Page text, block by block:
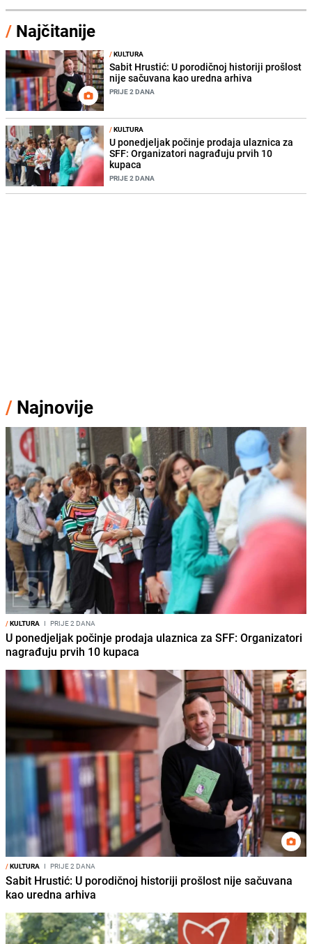
/ Najčitanije
/KULTURA
Sabit Hrustić: U porodičnoj historiji prošlost
nije sačuvana kao uredna arhiva
PRIJE 2 DANA
/KULTURA
U ponedjeljak počinje prodaja ulaznica za
SFF: Organizatori nagrađuju prvih 10
kupaca
PRIJE 2 DANA
/ Najnovije
/KULTURA I PRIJE 2 DANA
U ponedjeljak počinje prodaja ulaznica za SFF: Organizatori
nagrađuju prvih 10 kupaca
/KULTURA I PRIJE 2 DANA
Sabit Hrustić: U porodičnoj historiji prošlost nije sačuvana
kao uredna arhiva